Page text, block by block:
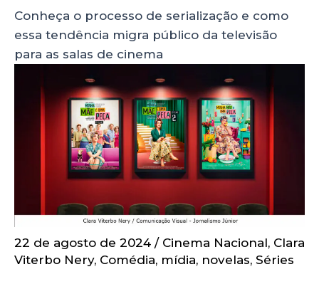
Conheça o processo de serialização e como
essa tendência migra público da televisão
para as salas de cinema
22 de agosto de 2024 / Cinema Nacional, Clara
Viterbo Nery, Comédia, mídia, novelas, Séries